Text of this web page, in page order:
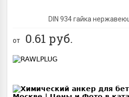
DIN 934 гайка
от 0.61 руб.